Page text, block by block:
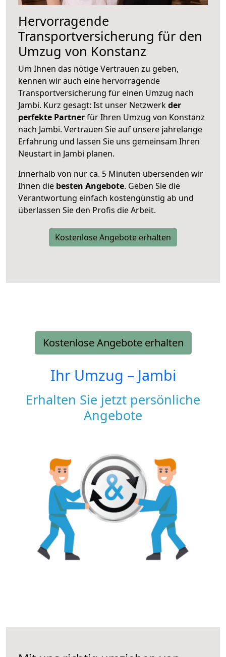
Hervorragende
Transportversicherung für den
Umzug von Konstanz
Um Ihnen das nötige Vertrauen zu geben,
kennen wir auch eine hervorragende
Transportversicherung für einen Umzug nach
Jambi. Kurz gesagt: Ist unser Netzwerkder
perfekte Partnerfür Ihren Umzug von Konstanz
nach Jambi. Vertrauen Sie auf unsere jahrelange
Erfahrung und lassen Sie uns gemeinsam Ihren
Neustart in Jambi planen.
Innerhalb von nur ca. 5 Minuten übersenden wir
Ihnen die besten Angebote. Geben Sie die
Verantwortung einfach kostengünstig ab und
überlassen Sie den Profis die Arbeit.
Kostenlose Angebote erhalten
Kostenlose Angebote erhalten
Ihr Umzug – Jambi
Erhalten Sie jetzt persönliche
Angebote